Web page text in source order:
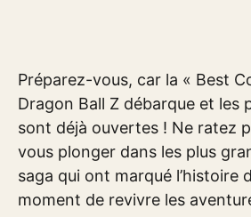
Préparez-vous, car la « Best
Dragon Ball Z débarque et les
sont déjà ouvertes ! Ne ratez
vous plonger dans les plus
saga qui ont marqué l’histoire
moment de revivre les